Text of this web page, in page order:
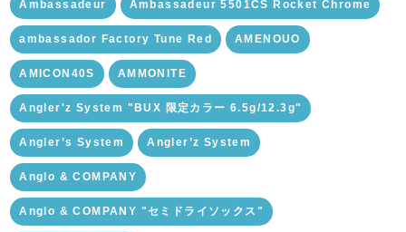
Ambassadeur Ambassadeur 5501CS Rocket Chrome
ambassador Factory Tune Red AMENOUO
AMICON40S AMMONITE
Angler'z System "BUX 限定カラー 6.5g/12.3g"
Angler’s System Angler’z System
Anglo & COMPANY
Anglo & COMPANY "セミドライソックス"